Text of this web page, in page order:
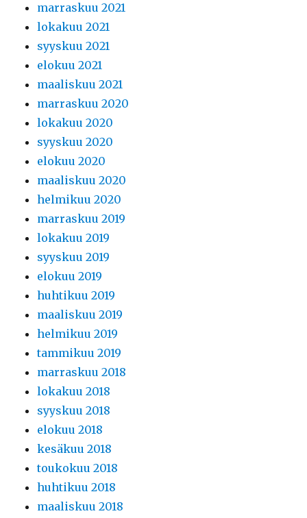
marraskuu 2021
lokakuu 2021
syyskuu 2021
elokuu 2021
maaliskuu 2021
marraskuu 2020
lokakuu 2020
syyskuu 2020
elokuu 2020
maaliskuu 2020
helmikuu 2020
marraskuu 2019
lokakuu 2019
syyskuu 2019
elokuu 2019
huhtikuu 2019
maaliskuu 2019
helmikuu 2019
tammikuu 2019
marraskuu 2018
lokakuu 2018
syyskuu 2018
elokuu 2018
kesäkuu 2018
toukokuu 2018
huhtikuu 2018
maaliskuu 2018